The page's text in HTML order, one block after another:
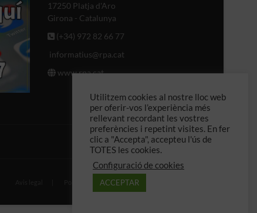
17250 Platja d'Aro
Girona - Catalunya
(+34) 972 82 66 77
informatius@rpa.cat
www.rpa.cat
Política de privadesa
Utilitzem cookies al nostre lloc web
per oferir-vos l’experiència més
rellevant recordant les vostres
preferències i repetint visites. En fer
clic a "Accepta", accepteu l'ús de
TOTES les cookies.
Configuració de cookies
ACCEPTAR